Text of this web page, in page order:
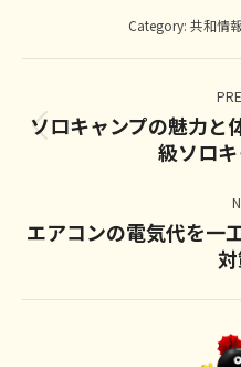
Category: 共和情
Post
navigation
ソロキャンプの魅力と
級ソロキ
エアコンの電気代を一
対